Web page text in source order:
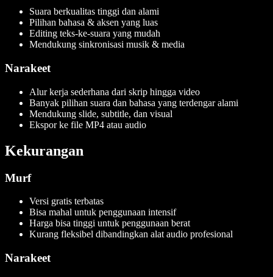
Suara berkualitas tinggi dan alami
Pilihan bahasa & aksen yang luas
Editing teks-ke-suara yang mudah
Mendukung sinkronisasi musik & media
Narakeet
Alur kerja sederhana dari skrip hingga video
Banyak pilihan suara dan bahasa yang terdengar alami
Mendukung slide, subtitle, dan visual
Ekspor ke file MP4 atau audio
Kekurangan
Murf
Versi gratis terbatas
Bisa mahal untuk penggunaan intensif
Harga bisa tinggi untuk penggunaan berat
Kurang fleksibel dibandingkan alat audio profesional
Narakeet